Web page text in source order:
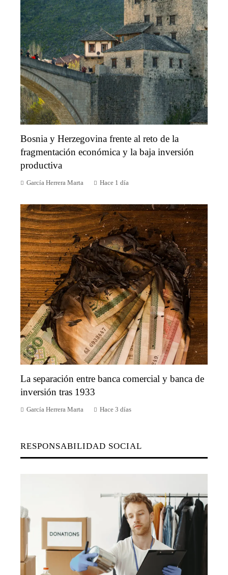
Bosnia y Herzegovina frente al reto de la
fragmentación económica y la baja inversión
productiva
García Herrera Marta Hace 1 día
La separación entre banca comercial y banca de
inversión tras 1933
García Herrera Marta Hace 3 días
RESPONSABILIDAD SOCIAL